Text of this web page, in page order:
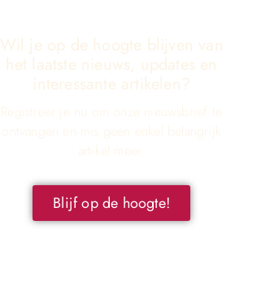
Wil je op de hoogte blijven van
het laatste nieuws, updates en
interessante artikelen?
Registreer je nu om onze nieuwsbrief te
ontvangen en mis geen enkel belangrijk
artikel meer.
Blijf op de hoogte!